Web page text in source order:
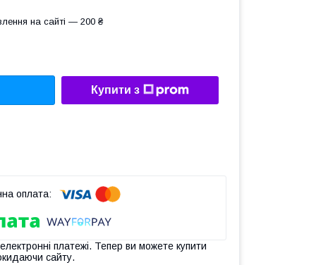
на сайті — 200 ₴
Купити з
платежі. Тепер ви можете купити
сайту.